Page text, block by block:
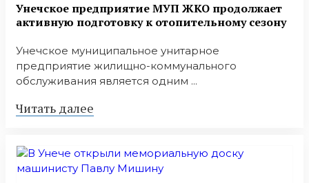
Унечское предприятие МУП ЖКО продолжает
активную подготовку к отопительному сезону
Унечское муниципальное унитарное
предприятие жилищно-коммунального
обслуживания является одним ...
Читать далее